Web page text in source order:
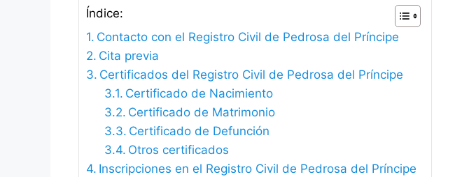
Índice:
Contacto con el Registro Civil de Pedrosa del Príncipe
Cita previa
Certificados del Registro Civil de Pedrosa del Príncipe
Certificado de Nacimiento
Certificado de Matrimonio
Certificado de Defunción
Otros certificados
Inscripciones en el Registro Civil de Pedrosa del Príncipe